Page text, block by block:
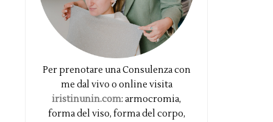
Per prenotare una Consulenza con
me dal vivo o online visita
iristinunin.com: armocromia,
forma del viso, forma del corpo,